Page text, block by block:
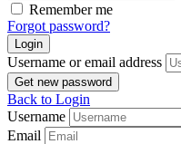
Remember me
Forgot password?
Login
Username or email address
Get new password
Back to Login
Username
Email